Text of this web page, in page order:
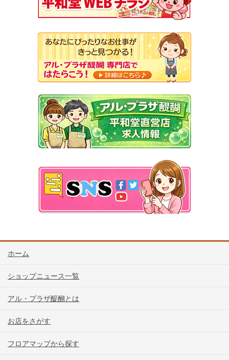
ホーム
ショップニュース一覧
アル・プラザ醍醐とは
お店をさがす
フロアマップから探す